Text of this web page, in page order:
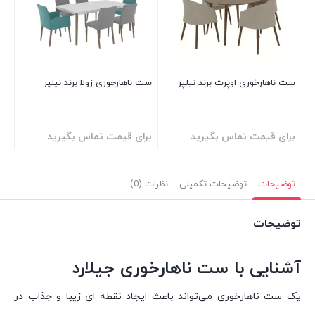
ست ناهارخوری اوپرت برند نیلپر
برای قیمت تماس بگیرید
ست ناهارخوری زولا برند نیلپر
برای قیمت تماس بگیرید
توضیحات توضیحات تکمیلی نظرات (0)
توضیحات
آشنایی با ست ناهارخوری جیلارد
یک ست ناهارخوری می‌تواند باعث ایجاد نقطه ای زیبا و جذاب در